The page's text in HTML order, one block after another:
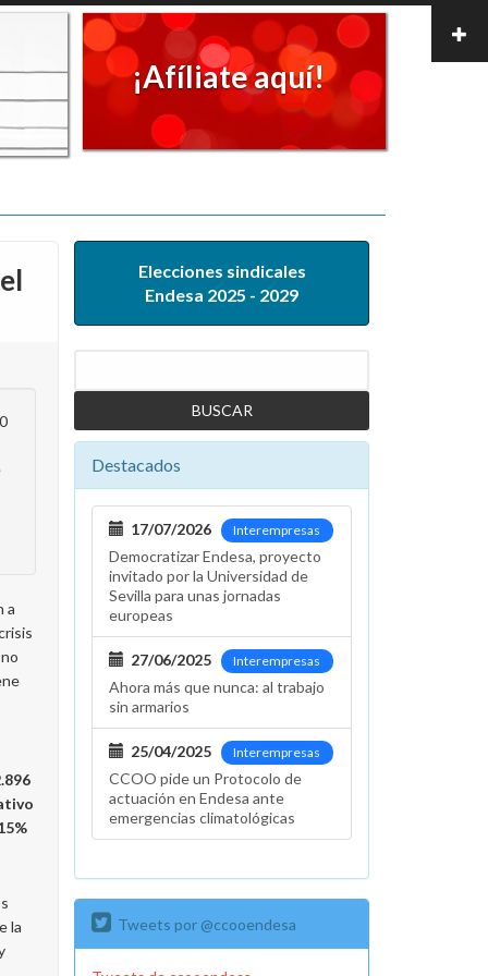
¡Afíliate aquí!
a
la
Elecciones sindicales
Endesa 2025 - 2029
Destacados
Interempresas
17/07/2026
Democratizar Endesa, proyecto
invitado por la Universidad de
Sevilla para unas jornadas
europeas
Interempresas
27/06/2025
Ahora más que nunca: al trabajo
sin armarios
Interempresas
25/04/2025
CCOO pide un Protocolo de
actuación en Endesa ante
emergencias climatológicas
Tweets por @ccooendesa